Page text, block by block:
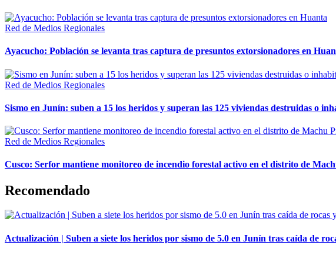
Red de Medios Regionales
Ayacucho: Población se levanta tras captura de presuntos extorsionadores en
Red de Medios Regionales
Sismo en Junín: suben a 15 los heridos y superan las 125 viviendas destruidas o
Red de Medios Regionales
Cusco: Serfor mantiene monitoreo de incendio forestal activo en el distrito de
Recomendado
Actualización | Suben a siete los heridos por sismo de 5.0 en Junín tras caída de